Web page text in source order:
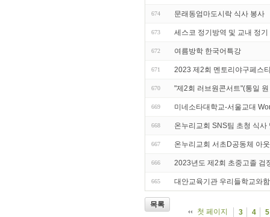
674 문래동엄마도시락 식사 봉사
673 세스코 정기방역 및 교내 정
672 여름방학 한국어특강
671 2023 제2회 멘토리야구페스
670 "제2회 러브원콘서트"(통일
669 미네소타대학교-서울교대
668 온누리교회 SNS팀 초청 식사
667 온누리교회 서초D공동체 아
666 2023년도 제2회 초중고졸 검
665 대안교육기관 우리들학교와
목록
첫 페이지
3 4 5